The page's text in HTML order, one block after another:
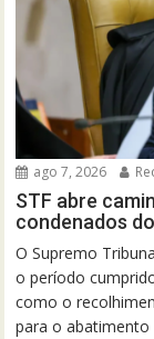
ago 7, 2026
STF abre
condenados
O Supremo
o período
como o
para o abatimento